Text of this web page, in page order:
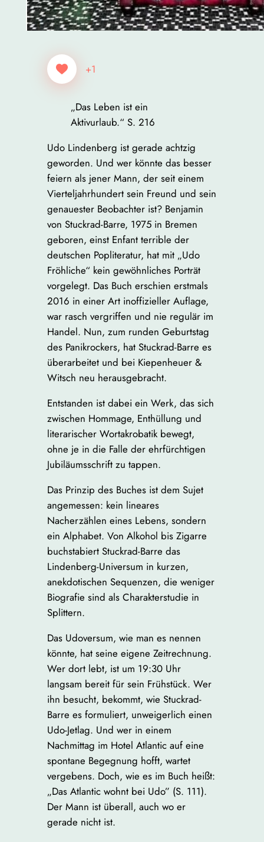
+1
„Das Leben ist ein
Aktivurlaub.“ S. 216
Udo Lindenberg ist gerade achtzig
geworden. Und wer könnte das besser
feiern als jener Mann, der seit einem
Vierteljahrhundert sein Freund und sein
genauester Beobachter ist? Benjamin
von Stuckrad-Barre, 1975 in Bremen
geboren, einst Enfant terrible der
deutschen Popliteratur, hat mit „Udo
Fröhliche“ kein gewöhnliches Porträt
vorgelegt. Das Buch erschien erstmals
2016 in einer Art inoffizieller Auflage,
war rasch vergriffen und nie regulär im
Handel. Nun, zum runden Geburtstag
des Panikrockers, hat Stuckrad-Barre es
überarbeitet und bei Kiepenheuer &
Witsch neu herausgebracht.
Entstanden ist dabei ein Werk, das sich
zwischen Hommage, Enthüllung und
literarischer Wortakrobatik bewegt,
ohne je in die Falle der ehrfürchtigen
Jubiläumsschrift zu tappen.
Das Prinzip des Buches ist dem Sujet
angemessen: kein lineares
Nacherzählen eines Lebens, sondern
ein Alphabet. Von Alkohol bis Zigarre
buchstabiert Stuckrad-Barre das
Lindenberg-Universum in kurzen,
anekdotischen Sequenzen, die weniger
Biografie sind als Charakterstudie in
Splittern.
Das Udoversum, wie man es nennen
könnte, hat seine eigene Zeitrechnung.
Wer dort lebt, ist um 19:30 Uhr
langsam bereit für sein Frühstück. Wer
ihn besucht, bekommt, wie Stuckrad-
Barre es formuliert, unweigerlich einen
Udo-Jetlag. Und wer in einem
Nachmittag im Hotel Atlantic auf eine
spontane Begegnung hofft, wartet
vergebens. Doch, wie es im Buch heißt:
„Das Atlantic wohnt bei Udo” (S. 111).
Der Mann ist überall, auch wo er
gerade nicht ist.